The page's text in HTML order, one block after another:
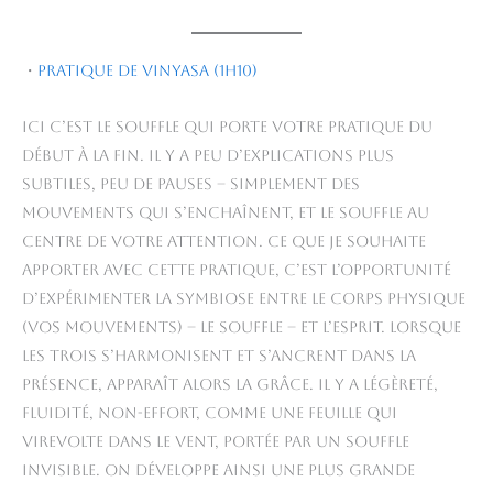
・ Pratique de vinyasa (1h10)
Ici c’est le souffle qui porte votre pratique du
début à la fin. Il y a peu d’explications plus
subtiles, peu de pauses – simplement des
mouvements qui s’enchaînent, et le souffle au
centre de votre attention. Ce que je souhaite
apporter avec cette pratique, c’est l’opportunité
d’expérimenter la symbiose entre le corps physique
(vos mouvements) – le souffle – et l’esprit. Lorsque
les trois s’harmonisent et s’ancrent dans la
présence, apparaît alors la grâce. Il y a légèreté,
fluidité, non-effort, comme une feuille qui
virevolte dans le vent, portée par un souffle
invisible. On développe ainsi une plus grande